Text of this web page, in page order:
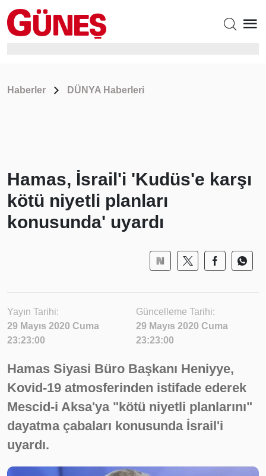
Haberler DÜNYA Haberleri
Hamas, İsrail'i 'Kudüs'e karşı
kötü niyetli planları
konusunda' uyardı
Yayın Tarihi:
29 Mayıs 2020 Cuma
23:23:00
Güncelleme Tarihi:
29 Mayıs 2020 Cuma
23:23:00
Hamas Siyasi Büro Başkanı Heniyye,
Kovid-19 atmosferinden istifade ederek
Mescid-i Aksa'ya "kötü niyetli planlarını"
dayatma çabaları konusunda İsrail'i
uyardı.